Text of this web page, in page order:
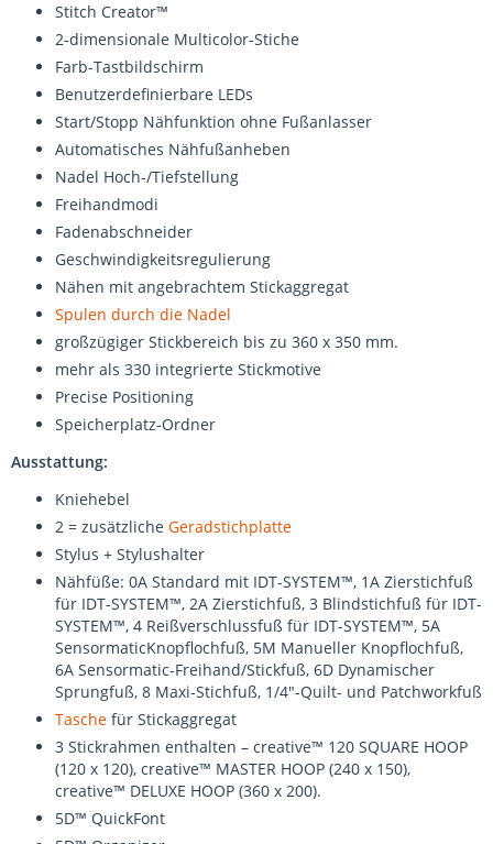
Stitch Creator™
2-dimensionale Multicolor-Stiche
Farb-Tastbildschirm
Benutzerdefinierbare LEDs
Start/Stopp Nähfunktion ohne Fußanlasser
Automatisches Nähfußanheben
Nadel Hoch-/Tiefstellung
Freihandmodi
Fadenabschneider
Geschwindigkeitsregulierung
Nähen mit angebrachtem Stickaggregat
Spulen durch die Nadel
großzügiger Stickbereich bis zu 360 x 350 mm.
mehr als 330 integrierte Stickmotive
Precise Positioning
Speicherplatz-Ordner
Ausstattung:
Kniehebel
2 = zusätzliche Geradstichplatte
Stylus + Stylushalter
Nähfüße: 0A Standard mit IDT-SYSTEM™, 1A Zierstichfuß
für IDT-SYSTEM™, 2A Zierstichfuß, 3 Blindstichfuß für IDT-
SYSTEM™, 4 Reißverschlussfuß für IDT-SYSTEM™, 5A
SensormaticKnopflochfuß, 5M Manueller Knopflochfuß,
6A Sensormatic-Freihand/Stickfuß, 6D Dynamischer
Sprungfuß, 8 Maxi-Stichfuß, 1/4"-Quilt- und Patchworkfuß
Tasche für Stickaggregat
3 Stickrahmen enthalten – creative™ 120 SQUARE HOOP
(120 x 120), creative™ MASTER HOOP (240 x 150),
creative™ DELUXE HOOP (360 x 200).
5D™ QuickFont